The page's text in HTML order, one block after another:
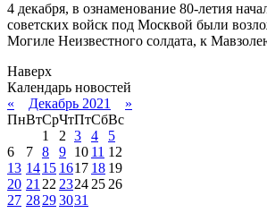
4 декабря, в ознаменование 80-летия
советских войск под Москвой были
Могиле Неизвестного солдата, к
Наверх
Календарь новостей
«
Декабрь 2021
»
ПнВтСрЧтПтСбВс
1
2 3 4
5
6
7 8 9 10 11 12
13 1415 1617 18 19
20 21 22 2324 25 26
27 28293031